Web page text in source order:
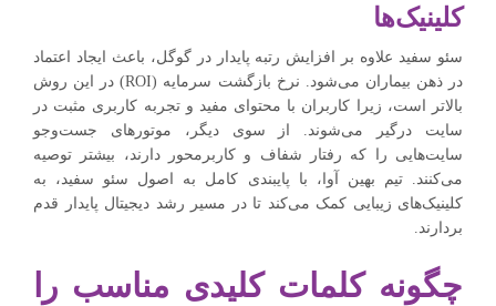
کلینیک‌ها
سئو سفید علاوه بر افزایش رتبه پایدار در گوگل، باعث ایجاد اعتماد
در ذهن بیماران می‌شود. نرخ بازگشت سرمایه (ROI) در این روش
بالاتر است، زیرا کاربران با محتوای مفید و تجربه کاربری مثبت در
سایت درگیر می‌شوند. از سوی دیگر، موتورهای جست‌وجو
سایت‌هایی را که رفتار شفاف و کاربرمحور دارند، بیشتر توصیه
می‌کنند. تیم بهین آوا، با پایبندی کامل به اصول سئو سفید، به
کلینیک‌های زیبایی کمک می‌کند تا در مسیر رشد دیجیتال پایدار قدم
بردارند.
چگونه کلمات کلیدی مناسب را